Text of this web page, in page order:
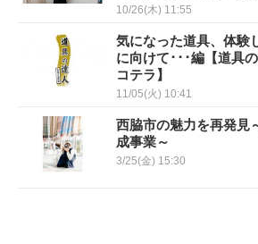
10/26(木) 11:55
気になった道具、体験
に向けて･･･編【道具
コテラ】
11/05(火) 10:41
西脇市の魅力を再発見
成事業～
3/25(金) 15:30